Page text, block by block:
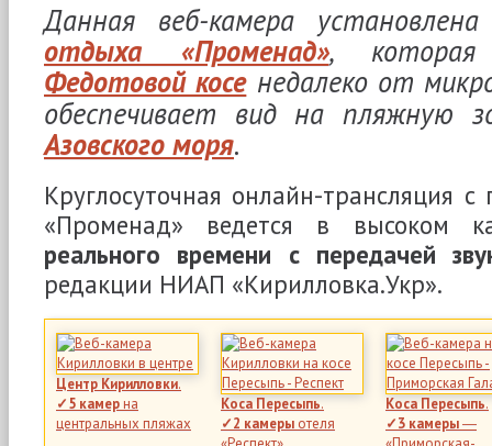
Данная веб-камера
отдыха «Променад»,
Федотовой косенедалеко от
обеспечивает вид на пляжную
Азовского моря.
Круглосуточная онлайн-трансляция
«Променад» ведется в высоком
реального времени с передачей
редакции НИАП «Кирилловка.Укр».
Центр Кирилловки.
✓5 камерна
центральных пляжах
Коса Пересыпь.
✓2 камеры отеля
Коса Пересыпь.
✓3 камеры―